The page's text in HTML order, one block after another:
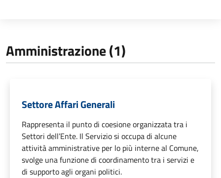
Amministrazione (1)
Settore Affari Generali
Rappresenta il punto di coesione organizzata tra i
Settori dell’Ente. Il Servizio si occupa di alcune
attività amministrative per lo più interne al Comune,
svolge una funzione di coordinamento tra i servizi e
di supporto agli organi politici.